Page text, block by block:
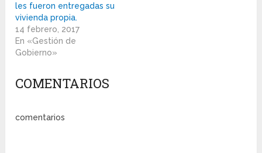
les fueron entregadas su
vivienda propia.
14 febrero, 2017
En «Gestión de
Gobierno»
COMENTARIOS
comentarios